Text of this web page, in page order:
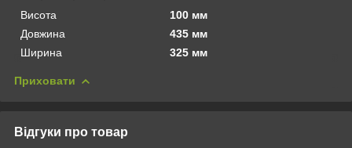
Висота
100 мм
Довжина
435 мм
Ширина
325 мм
Приховати
Відгуки про товар